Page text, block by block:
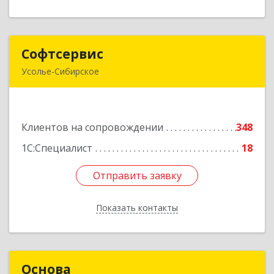
Софтсервис
Усолье-Сибирское
Клиентов на сопровождении
348
1С:Специалист
18
Отправить заявку
Показать контакты
Подробнее
Отправить заявку
Назад
Основа